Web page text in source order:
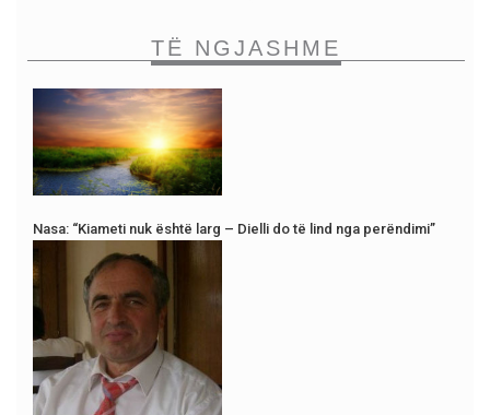
TË NGJASHME
Nasa: “Kiameti nuk është larg – Dielli do të lind nga perëndimi”